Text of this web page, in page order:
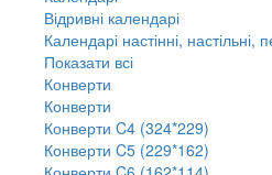
Відривні календарі
Календарі настінні, настільні,
Показати всі
Конверти
Конверти
Конверти C4 (324*229)
Конверти C5 (229*162)